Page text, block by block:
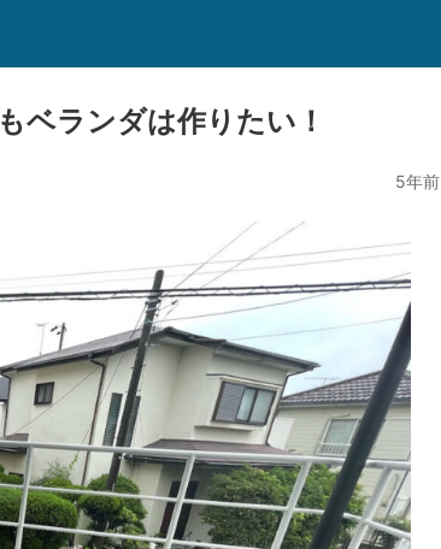
ベランダは作りたい！
5年前